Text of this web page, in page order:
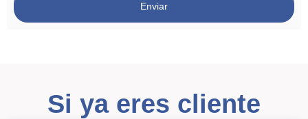
Enviar
Si ya eres cliente